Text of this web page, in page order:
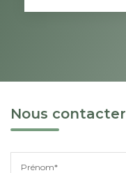
Nous contacter
Prénom*